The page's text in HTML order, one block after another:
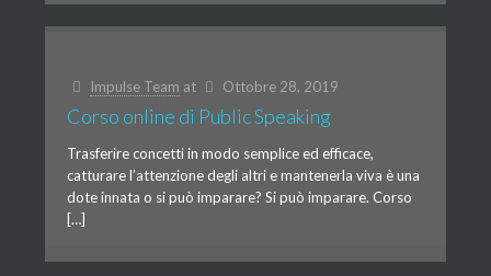
Impulse Team at Ottobre 28, 2019
Corso online di Public Speaking
Trasferire concetti in modo semplice ed efficace,
catturare l’attenzione degli altri e mantenerla viva è una
dote innata o si può imparare? Si può imparare. Corso
[…]